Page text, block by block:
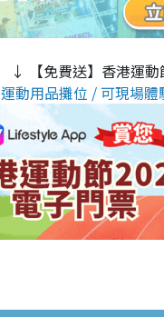
↓ 【免費送】香港運
動用品攤位 / 可現場